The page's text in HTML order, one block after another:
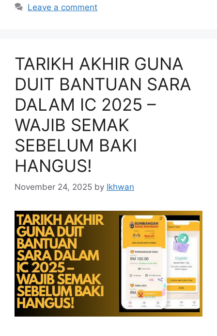
Leave a comment
TARIKH AKHIR GUNA
DUIT BANTUAN SARA
DALAM IC 2025 –
WAJIB SEMAK
SEBELUM BAKI
HANGUS!
November 24, 2025 by Ikhwan